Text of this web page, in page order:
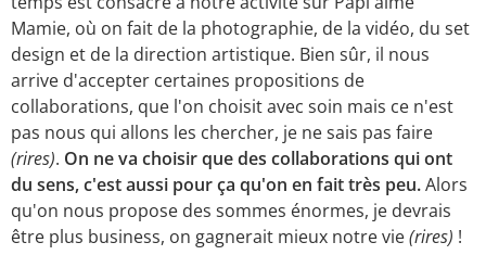
Mamie, où on fait de la photographie, de la vidéo, du set
design et de la direction artistique. Bien sûr, il nous
arrive d'accepter certaines propositions de
collaborations, que l'on choisit avec soin mais ce n'est
pas nous qui allons les chercher, je ne sais pas faire
(rires). On ne va choisir que des collaborations qui ont
du sens, c'est aussi pour ça qu'on en fait très peu.Alors
qu'on nous propose des sommes énormes, je devrais
être plus business, on gagnerait mieux notre vie(rires) !